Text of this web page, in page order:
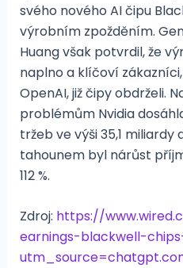
svého nového AI čipu
výrobním zpožděním.
Huang však potvrdil, že
naplno a klíčoví
OpenAI, již čipy obdrželi.
problémům Nvidia
tržeb ve výši 35,1
tahounem byl nárůst
112 %.
Zdroj: https://
earnings-blackwell-